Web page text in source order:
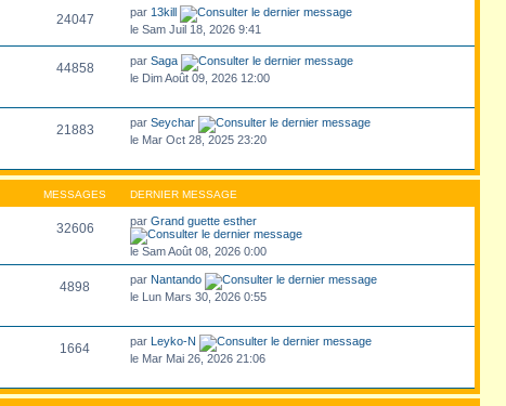
24047 par 13kill
le Sam Juil 18, 2026 9:41
44858 par Saga
le Dim Août 09, 2026 12:00
21883 par Seychar
le Mar Oct 28, 2025 23:20
MESSAGES DERNIER MESSAGE
32606 par Grand guette esther
le Sam Août 08, 2026 0:00
4898 par Nantando
le Lun Mars 30, 2026 0:55
1664 par Leyko-N
le Mar Mai 26, 2026 21:06